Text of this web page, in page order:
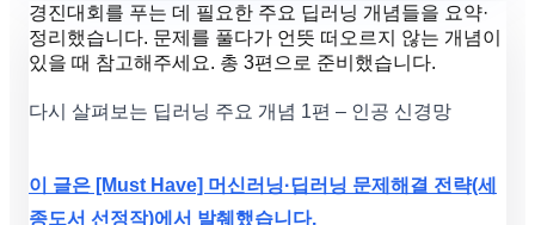
경진대회를 푸는 데 필요한 주요 딥러닝 개념들을 요약·
정리했습니다. 문제를 풀다가 언뜻 떠오르지 않는 개념이
있을 때 참고해주세요. 총 3편으로 준비했습니다.
다시 살펴보는 딥러닝 주요 개념 1편 – 인공 신경망
이 글은 [Must Have] 머신러닝·딥러닝 문제해결 전략(세
종도서 선정작)에서 발췌했습니다.